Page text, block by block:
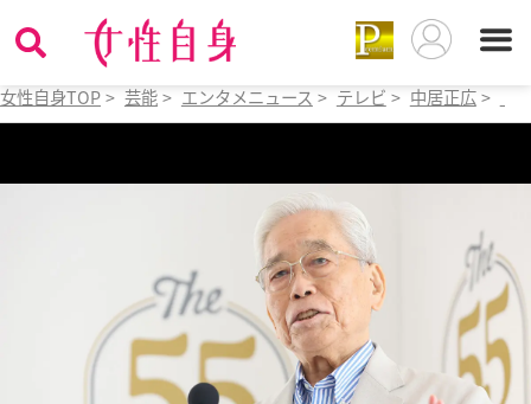
女性自身TOP > 芸能 > エンタメニュース > テレビ > 中居正広 >